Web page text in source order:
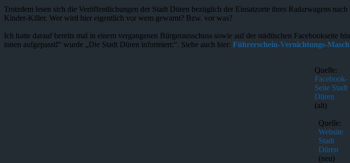
Trotzdem lesen sich die Veröffentlichungen der Stadt Düren bezüglich der Einsatzorte ihres Radarwagens
Kinder-Killer. Wer wird hier eigentlich vor wem gewarnt? Bzw. vor was?
Ich hatte darauf bereits mal in einem vergangenen Bürgerausschuss sowie auf der städtischen Facebookseite
innen aufgepasst!“ wurde „Die Stadt Düren informiert:“. Siehe auch hier: Führerschein-Vernichtungs-
Quelle:
Facebook-
Seite Stadt
Düren
(alt)
Quelle:
Website
Stadt
Düren
(neu)